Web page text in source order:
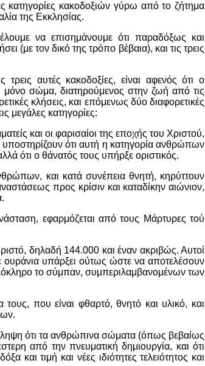
κατηγορίες κακοδοξιών γύρω από το ζήτημα
της Εκκλησίας.
να επισημάνουμε ότι παραδόξως και
(με τον δικό της τρόπο βέβαια), και τις τρεις
αυτές κακοδοξίες, είναι αφενός ότι ο
σώμα, διατηρούμενος στην ζωή από τις
κλήσεις, και επόμενως δύο διαφορετικές
μεγάλες κατηγορίες:
και οι φαρισαίοι της εποχής του Χριστού,
ότι αυτή η κατηγορία ανθρώπων
ότι ο θάνατός τους υπήρξε οριστικός.
και κατά συνέπεια θνητή, κηρύττουν
προς κρίσιν και καταδίκην αιώνιον,
εφαρμόζεται από τους Μάρτυρες τού
δηλαδή 144.000 και έναν ακριβώς. Αυτοί
ουράνια υπάρξει ούτως ώστε να αποτελέσουν
το σύμπαν, συμπεριλαμβανομένων των
που είναι φθαρτό, θνητό και υλικό, και
ότι τα ανθρώπινα σώματα (όπως βεβαίως
από την πνευματική δημιουργία, και ότι
τιμή και νέες ιδιότητες τελειότητος και